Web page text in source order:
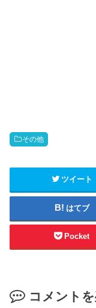
その他
ツイート
はてブ
Pocket
コメント